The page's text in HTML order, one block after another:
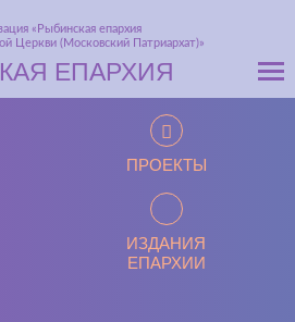
«Рыбинская епархия
Церкви (Московский Патриархат)»
ЕПАРХИЯ
ПРОЕКТЫ
ИЗДАНИЯ
ЕПАРХИИ